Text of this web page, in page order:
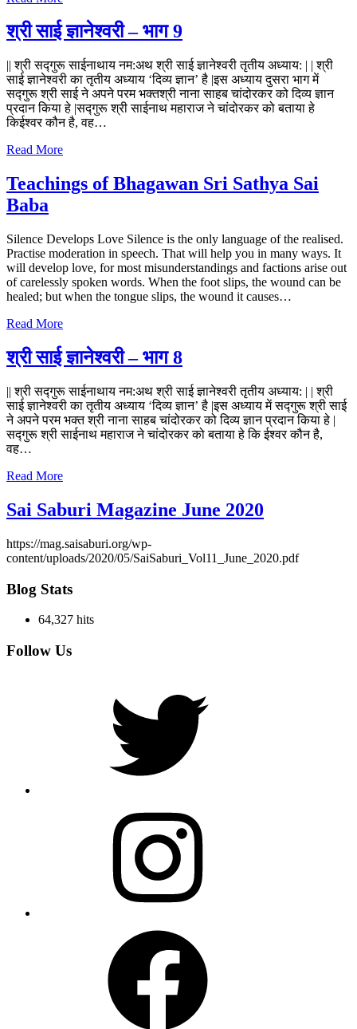
श्री साई ज्ञानेश्वरी – भाग 9
|| श्री सद्गुरू साईनाथाय नम:अथ श्री साई ज्ञानेश्‍वरी तृतीय अध्याय: | | श्री
साई ज्ञानेश्‍वरी का तृतीय अध्याय ‘दिव्य ज्ञान’ है |इस अध्याय दुसरा भाग में
सद्गुरू श्री साई ने अपने परम भक्‍तश्री नाना साहब चांदोरकर को दिव्य ज्ञान
प्रदान किया हे |सद्गुरू श्री साईनाथ महाराज ने चांदोरकर को बताया हे
किईश्वर कौन है, वह…
Read More
Teachings of Bhagawan Sri Sathya Sai
Baba
Silence Develops Love Silence is the only language of the realised.
Practise moderation in speech. That will help you in many ways. It
will develop love, for most misunderstandings and factions arise out
of carelessly spoken words. When the foot slips, the wound can be
healed; but when the tongue slips, the wound it causes…
Read More
श्री साई ज्ञानेश्वरी – भाग 8
|| श्री सद्गुरू साईनाथाय नम:अथ श्री साई ज्ञानेश्‍वरी तृतीय अध्याय: | | श्री
साई ज्ञानेश्‍वरी का तृतीय अध्याय ‘दिव्य ज्ञान’ है |इस अध्याय में सद्गुरू श्री साई
ने अपने परम भक्‍त श्री नाना साहब चांदोरकर को दिव्य ज्ञान प्रदान किया हे |
सद्गुरू श्री साईनाथ महाराज ने चांदोरकर को बताया हे कि ईश्वर कौन है,
वह…
Read More
Sai Saburi Magazine June 2020
https://mag.saisaburi.org/wp-
content/uploads/2020/05/SaiSaburi_Vol11_June_2020.pdf
Blog Stats
64,327 hits
Follow Us